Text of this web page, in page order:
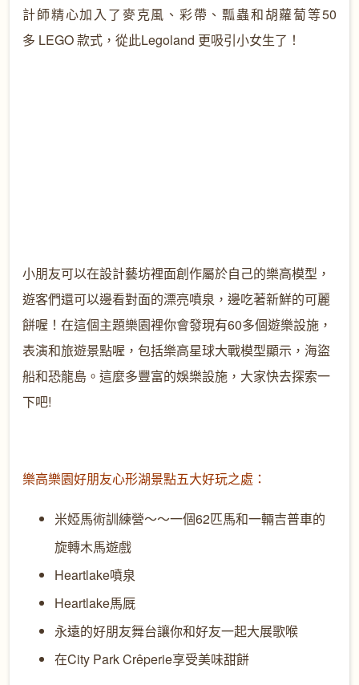
計師精心加入了麥克風、彩帶、瓢蟲和胡蘿蔔等50
多 LEGO款式，從此Legoland 更吸引小女生了！
小朋友可以在設計藝坊裡面創作屬於自己的樂高模型，
遊客們還可以邊看對面的漂亮噴泉，邊吃著新鮮的可麗
餅喔！在這個主題樂園裡你會發現有60多個遊樂設施，
表演和旅遊景點喔，包括樂高星球大戰模型顯示，海盜
船和恐龍島。這麼多豐富的娛樂設施，大家快去探索一
下吧!
樂高樂園好朋友心形湖景點五大好玩之處：
米婭馬術訓練營～～一個62匹馬和一輛吉普車的
旋轉木馬遊戲
Heartlake噴泉
Heartlake馬厩
永遠的好朋友舞台讓你和好友一起大展歌喉
在City Park Crêperie享受美味甜餅